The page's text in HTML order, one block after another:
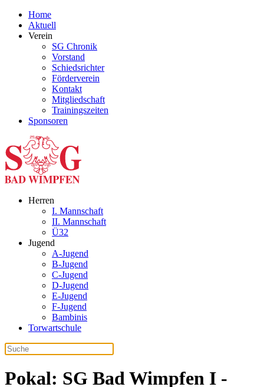
Home
Aktuell
Verein
SG Chronik
Vorstand
Schiedsrichter
Förderverein
Kontakt
Mitgliedschaft
Trainingszeiten
Sponsoren
Herren
I. Mannschaft
II. Mannschaft
Ü32
Jugend
A-Jugend
B-Jugend
C-Jugend
D-Jugend
E-Jugend
F-Jugend
Bambinis
Torwartschule
Pokal: SG Bad Wimpfen I -